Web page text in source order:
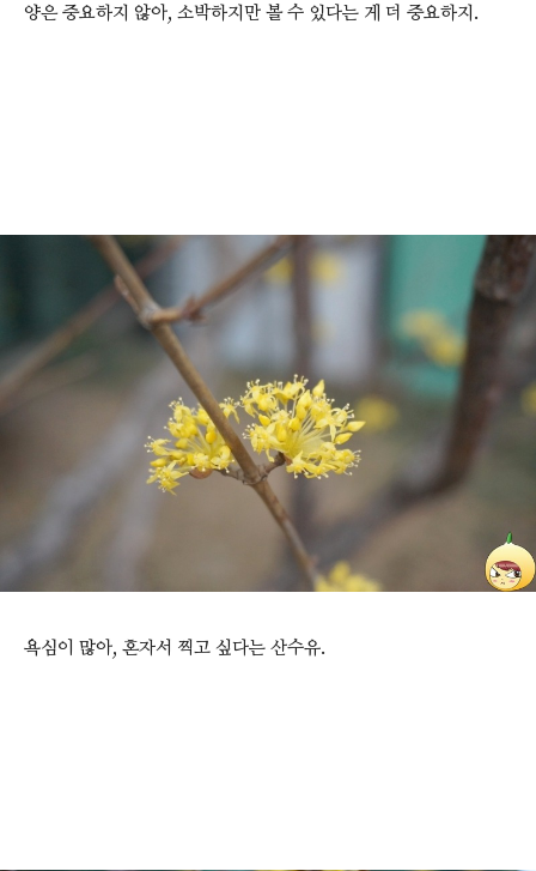
양은 중요하지 않아, 소박하지만 볼 수 있다는 게 더 중요하지.
욕심이 많아, 혼자서 찍고 싶다는 산수유.